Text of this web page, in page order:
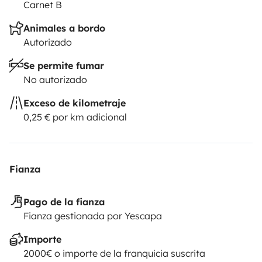
Carnet B
Animales a bordo
Autorizado
Se permite fumar
No autorizado
Exceso de kilometraje
0,25 € por km adicional
Fianza
Pago de la fianza
Fianza gestionada por Yescapa
Importe
2000€ o importe de la franquicia suscrita